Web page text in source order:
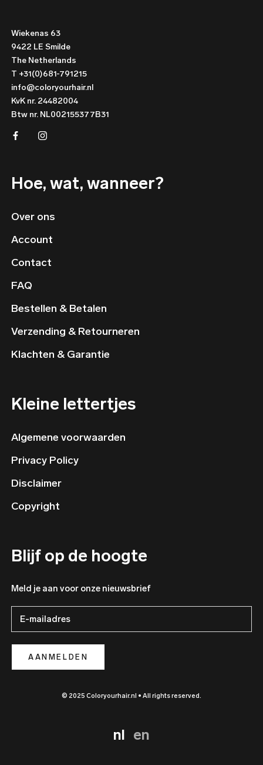
Wiekenas 63
9422 LE Smilde
The Netherlands
T +31(0)681-791215
info@coloryourhair.nl
KvK nr. 24482004
Btw nr. NL002155377B31
Hoe, wat, wanneer?
Over ons
Account
Contact
FAQ
Bestellen & Betalen
Verzending & Retourneren
Klachten & Garantie
Kleine lettertjes
Algemene voorwaarden
Privacy Policy
Disclaimer
Copyright
Blijf op de hoogte
Meld je aan voor onze nieuwsbrief
AANMELDEN
© 2025 Coloryourhair.nl • All rights reserved.
nl en